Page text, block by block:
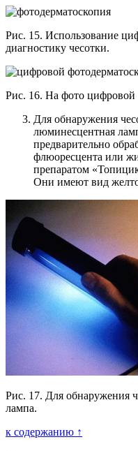
Рис. 15. Использование
диагностику чесотки.
Рис. 16. На фото цифровой
Для обнаружения
люминесцентная
предварительно
флюоресцента или
препаратом
Они имеют вид
Рис. 17. Для обнаружения
лампа.
к содержанию ↑